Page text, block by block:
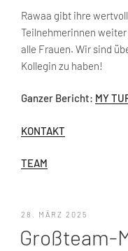
Rawaa gibt ihre
Teilnehmerinnen
alle Frauen. Wir sind
Kollegin zu haben!
Ganzer Bericht: MY
KONTAKT
TEAM
VERÖFFENTLICHT
28. MÄRZ 2025
Großteam-